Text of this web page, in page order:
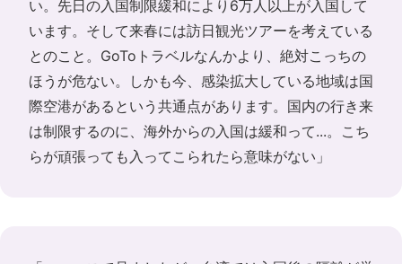
い。先日の入国制限緩和により6万人以上が入国して
います。そして来春には訪日観光ツアーを考えている
とのこと。GoToトラベルなんかより、絶対こっちの
ほうが危ない。しかも今、感染拡大している地域は国
際空港があるという共通点があります。国内の行き来
は制限するのに、海外からの入国は緩和って...。こち
らが頑張っても入ってこられたら意味がない」